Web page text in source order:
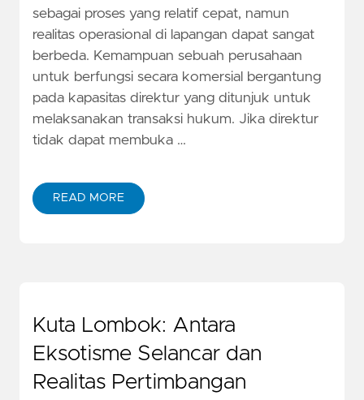
sebagai proses yang relatif cepat, namun
realitas operasional di lapangan dapat sangat
berbeda. Kemampuan sebuah perusahaan
untuk berfungsi secara komersial bergantung
pada kapasitas direktur yang ditunjuk untuk
melaksanakan transaksi hukum. Jika direktur
tidak dapat membuka …
READ MORE
Kuta Lombok: Antara
Eksotisme Selancar dan
Realitas Pertimbangan